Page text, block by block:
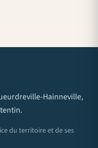
Hainneville,
du territoire et de ses